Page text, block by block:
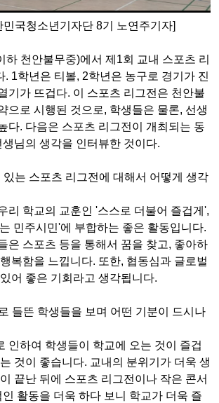
민국청소년기자단 8기 노연주기자]
하 천안불무중)에서 제1회 교내 스포츠 리
. 1학년은 티볼, 2학년은 농구로 경기가 진
기가 뜨겁다. 이 스포츠 리그전은 천안불
으로 시행된 것으로, 학생들은 물론, 선생
다. 다음은 스포츠 리그전이 개최되는 동
님의 생각을 인터뷰한 것이다.
는 스포츠 리그전에 대해서 어떻게 생각
리 학교의 교훈인 '스스로 더불어 즐겁게',
민주시민'에 부합하는 좋은 활동입니다.
은 스포츠 등을 통해서 꿈을 찾고, 좋아하
복함을 느낍니다. 또한, 협동심과 글로벌
어 좋은 기회라고 생각됩니다.
들뜬 학생들을 보며 어떤 기분이 드시나
인하여 학생들이 학교에 오는 것이 즐겁
것이 좋습니다. 교내의 분위기가 더욱 생
끝난 뒤에 스포츠 리그전이나 작은 콘서
인 활동을 더욱 하다 보니 학교가 더욱 즐